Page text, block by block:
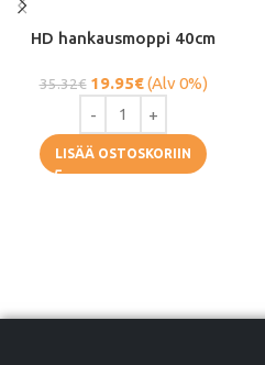
HD hankausmoppi 40cm
35.32€ 19.95€(Alv 0%)
LISÄÄ OSTOSKORIIN